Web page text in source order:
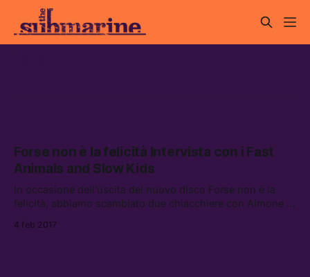
Forse non è la felicità Intervista con i Fast
Animals and Slow Kids
In occasione dell’uscita del nuovo disco Forse non è la
felicità, abbiamo scambiato due chiacchiere con Aimone e
spontaneità, radici punk e OK Go.
4 feb 2017